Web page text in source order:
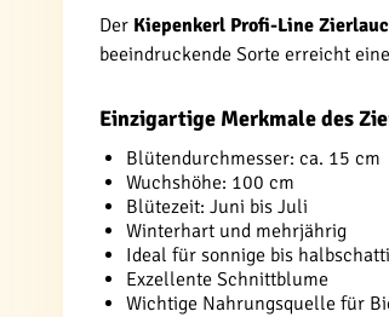
Der Kiepenkerl Profi-Line
beeindruckende Sorte erreicht
Einzigartige Merkmale des
Blütendurchmesser: ca. 15 cm
Wuchshöhe: 100 cm
Blütezeit: Juni bis Juli
Winterhart und mehrjährig
Ideal für sonnige bis
Exzellente Schnittblume
Wichtige Nahrungsquelle für